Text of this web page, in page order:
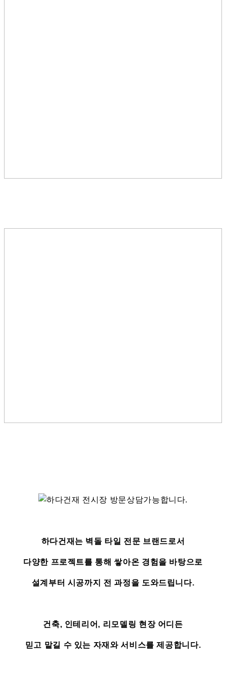
하다건재는 벽돌 타일 전문 브랜드로서
다양한 프로젝트를 통해 쌓아온 경험을 바탕으로
설계부터 시공까지 전 과정을 도와드립니다.
건축, 인테리어, 리모델링 현장 어디든
믿고 맡길 수 있는 자재와 서비스를 제공합니다.